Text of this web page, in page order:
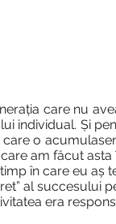
care nu
individual. Și
o
am făcut
în care eu aș
al succesului
era